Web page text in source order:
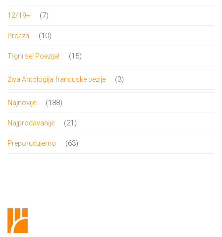
12/19+ 77
Pro/za 1010
Trgni se! Poezija! 1515
Živa Antologija francuske pezije 33
Najnovije 188188
Najprodavanije 2121
Preporučujemo 6363